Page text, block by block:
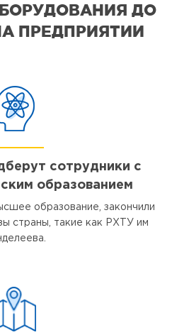
ДО
ПРЕДПРИЯТИИ
сотрудники с
образованием
образование, закончили
страны, такие как РХТУ им